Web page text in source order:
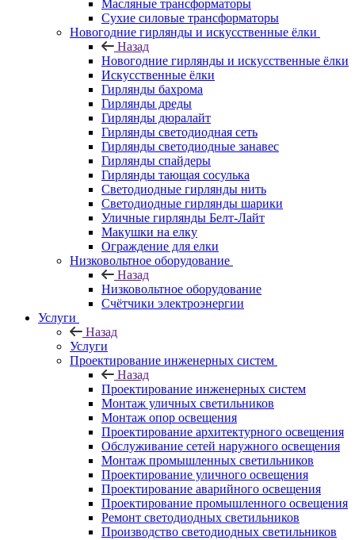
Масляные трансформаторы
Сухие силовые трансформаторы
Новогодние гирлянды и искусственные ёлки
Назад
Новогодние гирлянды и искусственные ёлки
Искусственные ёлки
Гирлянды бахрома
Гирлянды дреды
Гирлянды дюралайт
Гирлянды светодиодная сеть
Гирлянды светодиодные занавес
Гирлянды спайдеры
Гирлянды тающая сосулька
Светодиодные гирлянды нить
Светодиодные гирлянды шарики
Уличные гирлянды Белт-Лайт
Макушки на елку
Ограждение для елки
Низковольтное оборудование
Назад
Низковольтное оборудование
Счётчики электроэнергии
Услуги
Назад
Услуги
Проектирование инженерных систем
Назад
Проектирование инженерных систем
Монтаж уличных светильников
Монтаж опор освещения
Проектирование архитектурного освещения
Обслуживание сетей наружного освещения
Монтаж промышленных светильников
Проектирование уличного освещения
Проектирование аварийного освещения
Проектирование промышленного освещения
Ремонт светодиодных светильников
Производство светодиодных светильников